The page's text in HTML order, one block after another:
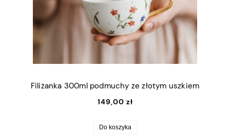
Filiżanka 300ml podmuchy ze złotym uszkiem
149,00 zł
Do koszyka